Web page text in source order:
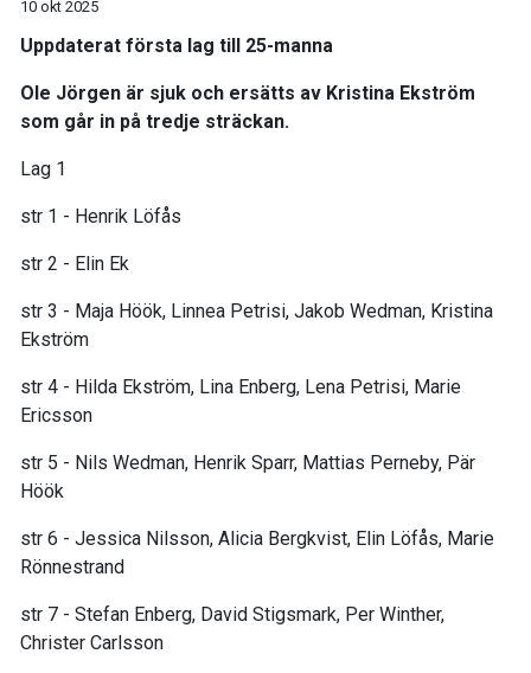
10 okt 2025
Uppdaterat första lag till 25-manna
Ole Jörgen är sjuk och ersätts av Kristina Ekström
som går in på tredje sträckan.
Lag 1
str 1 - Henrik Löfås
str 2 - Elin Ek
str 3 - Maja Höök, Linnea Petrisi, Jakob Wedman, Kristina
Ekström
str 4 - Hilda Ekström, Lina Enberg, Lena Petrisi, Marie
Ericsson
str 5 - Nils Wedman, Henrik Sparr, Mattias Perneby, Pär
Höök
str 6 - Jessica Nilsson, Alicia Bergkvist, Elin Löfås, Marie
Rönnestrand
str 7 - Stefan Enberg, David Stigsmark, Per Winther,
Christer Carlsson